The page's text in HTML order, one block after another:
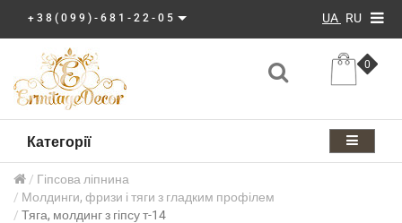
+38(099)-681-22-05 UA RU
0
Категорії
Гіпсова ліпнина
Молдинги, фризи і тяги з гладким профілем
Тяга, молдинг з гіпсу т-14